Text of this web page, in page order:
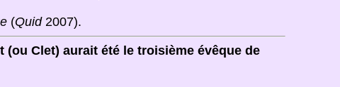
(Quid2007).
Clet) aurait été le troisième évêque de